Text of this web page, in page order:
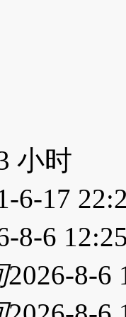
小时
6-17
8-6
2026-8-6